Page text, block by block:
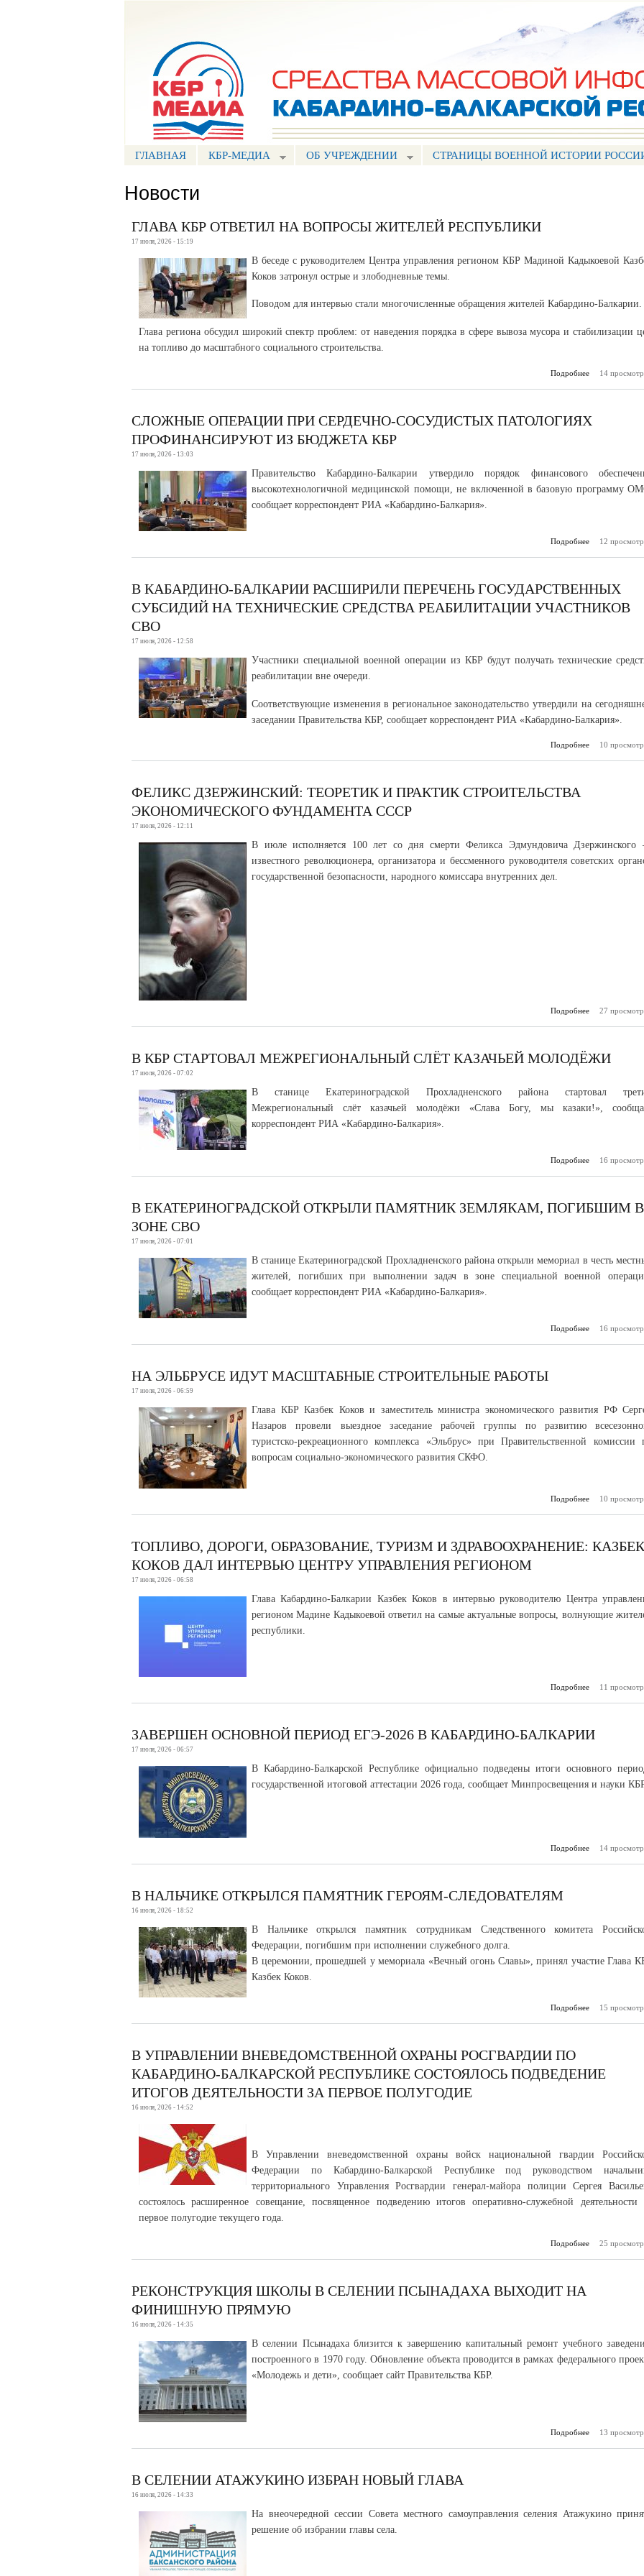
ГЛАВНАЯ КБР-МЕДИА ОБ УЧРЕЖДЕНИИ СТРАНИЦЫ ВОЕННОЙ ИСТОРИИ
Новости
ГЛАВА КБР ОТВЕТИЛ НА ВОПРОСЫ ЖИТЕЛЕЙ РЕСПУБЛИКИ
17 июля, 2026 - 15:19
В беседе с руководителем Центра управления регионом КБР Мадиной Кадыкоевой
Коков затронул острые и злободневные темы.
Поводом для интервью стали многочисленные обращения жителей Кабардино-Балкарии.
Глава региона обсудил широкий спектр проблем: от наведения порядка в сфере вывоза мусора и стабилизации
на топливо до масштабного социального строительства.
Подробнее
о Глава КБР
14
СЛОЖНЫЕ ОПЕРАЦИИ ПРИ СЕРДЕЧНО-СОСУДИСТЫХ ПАТОЛОГИЯХ
ПРОФИНАНСИРУЮТ ИЗ БЮДЖЕТА КБР
17 июля, 2026 - 13:03
Правительство Кабардино-Балкарии утвердило порядок финансового
высокотехнологичной медицинской помощи, не включенной в базовую программу
сообщает корреспондент РИА «Кабардино-Балкария».
Подробнее
о Сложные
12
В КАБАРДИНО-БАЛКАРИИ РАСШИРИЛИ ПЕРЕЧЕНЬ ГОСУДАРСТВЕННЫХ
СУБСИДИЙ НА ТЕХНИЧЕСКИЕ СРЕДСТВА РЕАБИЛИТАЦИИ УЧАСТНИКОВ
СВО
17 июля, 2026 - 12:58
Участники специальной военной операции из КБР будут получать технические
реабилитации вне очереди.
Соответствующие изменения в региональное законодательство утвердили на
заседании Правительства КБР, сообщает корреспондент РИА «Кабардино-Балкария».
Подробнее
о В
10
ФЕЛИКС ДЗЕРЖИНСКИЙ: ТЕОРЕТИК И ПРАКТИК СТРОИТЕЛЬСТВА
ЭКОНОМИЧЕСКОГО ФУНДАМЕНТА СССР
17 июля, 2026 - 12:11
В июле исполняется 100 лет со дня смерти Феликса Эдмундовича
известного революционера, организатора и бессменного руководителя советских
государственной безопасности, народного комиссара внутренних дел.
Подробнее
о
27
В КБР СТАРТОВАЛ МЕЖРЕГИОНАЛЬНЫЙ СЛЁТ КАЗАЧЬЕЙ МОЛОДЁЖИ
17 июля, 2026 - 07:02
В станице Екатериноградской Прохладненского района стартовал
Межрегиональный слёт казачьей молодёжи «Слава Богу, мы казаки!»,
корреспондент РИА «Кабардино-Балкария».
Подробнее
о В КБР
16
В ЕКАТЕРИНОГРАДСКОЙ ОТКРЫЛИ ПАМЯТНИК ЗЕМЛЯКАМ, ПОГИБШИМ В
ЗОНЕ СВО
17 июля, 2026 - 07:01
В станице Екатериноградской Прохладненского района открыли мемориал в честь
жителей, погибших при выполнении задач в зоне специальной военной
сообщает корреспондент РИА «Кабардино-Балкария».
Подробнее 16
НА ЭЛЬБРУСЕ ИДУТ МАСШТАБНЫЕ СТРОИТЕЛЬНЫЕ РАБОТЫ
17 июля, 2026 - 06:59
Глава КБР Казбек Коков и заместитель министра экономического развития РФ
Назаров провели выездное заседание рабочей группы по развитию
туристско-рекреационного комплекса «Эльбрус» при Правительственной комиссии
вопросам социально-экономического развития СКФО.
Подробнее
о На
10
ТОПЛИВО, ДОРОГИ, ОБРАЗОВАНИЕ, ТУРИЗМ И ЗДРАВООХРАНЕНИЕ: КАЗБЕК
КОКОВ ДАЛ ИНТЕРВЬЮ ЦЕНТРУ УПРАВЛЕНИЯ РЕГИОНОМ
17 июля, 2026 - 06:58
Глава Кабардино-Балкарии Казбек Коков в интервью руководителю Центра
регионом Мадине Кадыкоевой ответил на самые актуальные вопросы, волнующие
республики.
Подробнее
о Топливо,
11
ЗАВЕРШЕН ОСНОВНОЙ ПЕРИОД ЕГЭ-2026 В КАБАРДИНО-БАЛКАРИИ
17 июля, 2026 - 06:57
В Кабардино-Балкарской Республике официально подведены итоги основного
государственной итоговой аттестации 2026 года, сообщает Минпросвещения и науки
Подробнее
о Завершен
14
В НАЛЬЧИКЕ ОТКРЫЛСЯ ПАМЯТНИК ГЕРОЯМ-СЛЕДОВАТЕЛЯМ
16 июля, 2026 - 18:52
В Нальчике открылся памятник сотрудникам Следственного комитета
Федерации, погибшим при исполнении служебного долга.
В церемонии, прошедшей у мемориала «Вечный огонь Славы», принял участие Глава
Казбек Коков.
Подробнее
о В Нальчике
15
В УПРАВЛЕНИИ ВНЕВЕДОМСТВЕННОЙ ОХРАНЫ РОСГВАРДИИ ПО
КАБАРДИНО-БАЛКАРСКОЙ РЕСПУБЛИКЕ СОСТОЯЛОСЬ ПОДВЕДЕНИЕ
ИТОГОВ ДЕЯТЕЛЬНОСТИ ЗА ПЕРВОЕ ПОЛУГОДИЕ
16 июля, 2026 - 14:52
В Управлении вневедомственной охраны войск национальной гвардии
Федерации по Кабардино-Балкарской Республике под руководством
территориального Управления Росгвардии генерал-майора полиции Сергея
состоялось расширенное совещание, посвященное подведению итогов оперативно-служебной деятельности
первое полугодие текущего года.
Подробнее
о В
25
РЕКОНСТРУКЦИЯ ШКОЛЫ В СЕЛЕНИИ ПСЫНАДАХА ВЫХОДИТ НА
ФИНИШНУЮ ПРЯМУЮ
16 июля, 2026 - 14:35
В селении Псынадаха близится к завершению капитальный ремонт учебного
построенного в 1970 году. Обновление объекта проводится в рамках федерального
«Молодежь и дети», сообщает сайт Правительства КБР.
Подробнее
о
13
В СЕЛЕНИИ АТАЖУКИНО ИЗБРАН НОВЫЙ ГЛАВА
16 июля, 2026 - 14:33
На внеочередной сессии Совета местного самоуправления селения Атажукино
решение об избрании главы села.